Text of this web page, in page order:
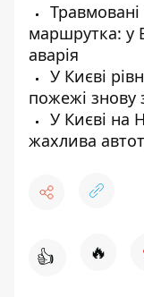
маршрутка: у
аварія
У Києві
пожежі знову
У Києві на
жахлива
👍 🔥